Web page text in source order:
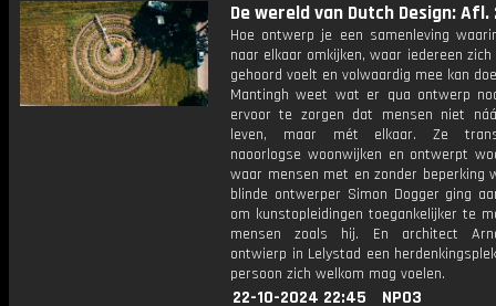
De wereld van Dutch Design: Afl.
Hoe ontwerp je een samenleving
naar elkaar omkijken, waar iedereen zich
gehoord voelt en volwaardig mee kan
Mantingh weet wat er qua ontwerp
ervoor te zorgen dat mensen niet
leven, maar mét elkaar. Ze
naoorlogse woonwijken en ontwerpt
waar mensen met en zonder beperking
blinde ontwerper Simon Dogger ging
om kunstopleidingen toegankelijker te
mensen zoals hij. En architect
ontwierp in Lelystad een
persoon zich welkom mag voelen.
22-10-2024 22:45
NPO3